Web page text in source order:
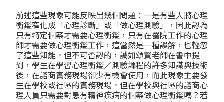
前述這些現象可能反映出幾個問題：一是有些人將心理
衡鑑窄化成「心理診斷」或「做心理測驗」，因此認為
只有特定個案才需要心理衡鑑，只有在醫院工作的心理
師才需要做心理衡鑑工作，這當然是一種誤解，也輕忽
了這些知能。但不可否認的，誠如頌賢老師在書中提
到，學生在學習心理衡鑑／測驗課程的許多知識與技術
後，在諮商實務現場卻少有機會使用，而此現象主要發
生在學校或社區的實務現場。但在學校與社區的諮商心
理人員只需要對患有精神疾病的個案做心理衡鑑嗎？若